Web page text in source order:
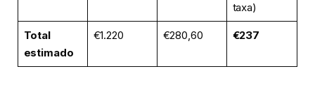
taxa)
Total
estimado
€1.220 €280,60 €237